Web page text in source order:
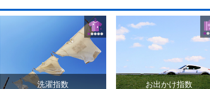
洗濯指数 お出かけ指数